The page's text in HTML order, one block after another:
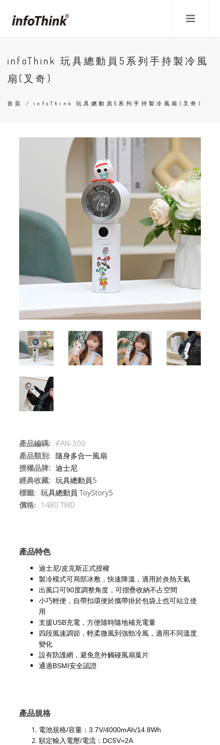
infoThink 玩具總動員5系列手持製冷風
扇(叉奇)
航
首頁 /infoThink 玩具總動員5系列手持製冷風扇(叉奇)
產品編碼: iFAN-300
產品類別: 隨身多合一風扇
授權品牌: 迪士尼
經典收藏: 玩具總動員5
標籤: 玩具總動員 ToyStory5
價格: 1480 TWD
產品特色
迪士尼/皮克斯正式授權
製冷模式可局部冰敷，快速降溫，適用於炎熱天氣
出風口可90度調整角度，可摺疊收納不占空間
小巧輕便，自帶扣環便於攜帶掛於包袋上也可站立使
用
支援USB充電，方便隨時隨地補充電量
四段風速調節，輕柔微風到強勁冷風，適用不同溫度
變化
設有防護網，避免意外觸碰風扇葉片
通過BSMI安全認證
產品規格
電池規格/容量：3.7V/4000mAh/14.8Wh
額定輸入電壓/電流：DC5V=2A